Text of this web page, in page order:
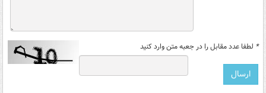
* لطفا عدد مقابل را در جعبه متن وارد کنید